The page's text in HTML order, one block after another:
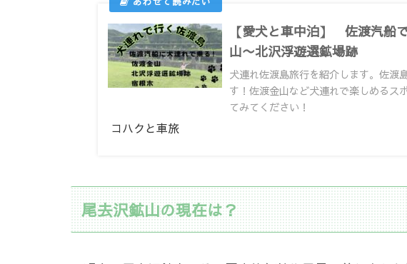
【愛犬と車中泊】 佐渡汽船
山〜北沢浮遊選鉱場跡
犬連れ佐渡島旅行を紹介します。佐渡
す！佐渡金山など犬連れで楽しめるス
てみてください！
コハクと車旅
尾去沢鉱山の現在は？